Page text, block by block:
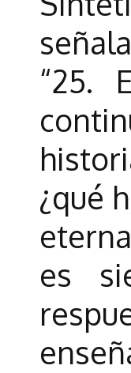
“25.
¿qué
es